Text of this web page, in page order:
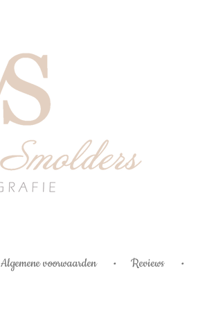
Algemene voorwaarden Reviews